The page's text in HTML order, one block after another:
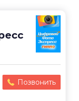
Позвонить